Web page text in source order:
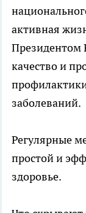
активная
Президентом
качество и
заболеваний.
Регулярные
простой и
здоровье.